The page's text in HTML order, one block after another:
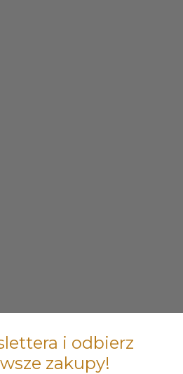
i odbierz
zakupy!